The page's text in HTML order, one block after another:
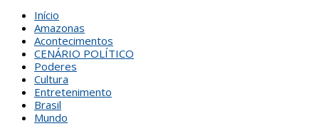
Início
Amazonas
Acontecimentos
CENÁRIO POLÍTICO
Poderes
Cultura
Entretenimento
Brasil
Mundo